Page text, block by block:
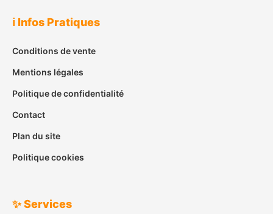
ℹ️ Infos Pratiques
Conditions de vente
Mentions légales
Politique de confidentialité
Contact
Plan du site
Politique cookies
✨ Services